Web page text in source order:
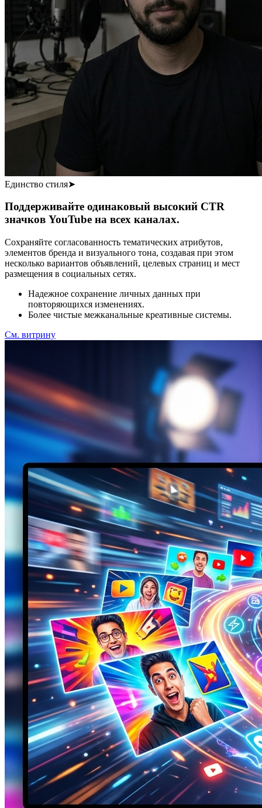
Единство стиля➤
Поддерживайте одинаковый высокий CTR
значков YouTube на всех каналах.
Сохраняйте согласованность тематических атрибутов,
элементов бренда и визуального тона, создавая при этом
несколько вариантов объявлений, целевых страниц и мест
размещения в социальных сетях.
Надежное сохранение личных данных при
повторяющихся изменениях.
Более чистые межканальные креативные системы.
См. витрину